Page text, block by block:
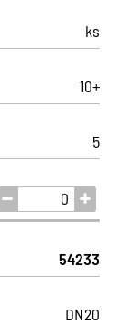
ks
10+
5
54233
DN20